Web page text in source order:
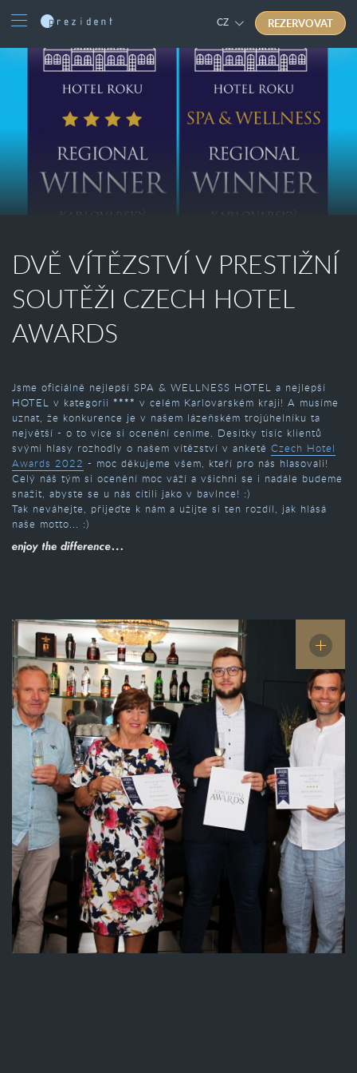
CZ REZERVOVAT
DVĚ VÍTĚZSTVÍ V PRESTIŽNÍ
SOUTĚŽI CZECH HOTEL
AWARDS
Jsme oficiálně nejlepší SPA & WELLNESS HOTEL a nejlepší
HOTEL v kategorii **** v celém Karlovarském kraji! A musíme
uznat, že konkurence je v našem lázeňském trojúhelníku ta
největší - o to více si ocenění ceníme. Desítky tisíc klientů
svými hlasy rozhodly o našem vítězství v anketě Czech Hotel
Awards 2022 - moc děkujeme všem, kteří pro nás hlasovali!
Celý náš tým si ocenění moc váží a všichni se i nadále budeme
snažit, abyste se u nás cítili jako v bavlnce! :)
Tak neváhejte, přijeďte k nám a užijte si ten rozdíl, jak hlásá
naše motto... :)